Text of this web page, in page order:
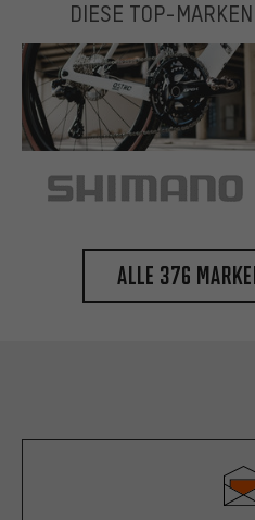
DIESE TOP-
Alle 376